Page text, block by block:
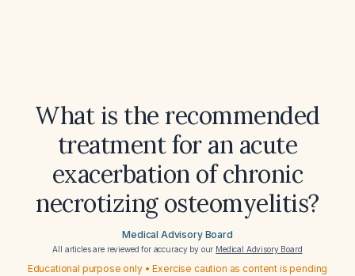
What is the recommended
treatment for an acute
exacerbation of chronic
necrotizing osteomyelitis?
Medical Advisory Board
All articles are reviewed for accuracy by our Medical Advisory Board
Educational purpose only • Exercise caution as content is pending